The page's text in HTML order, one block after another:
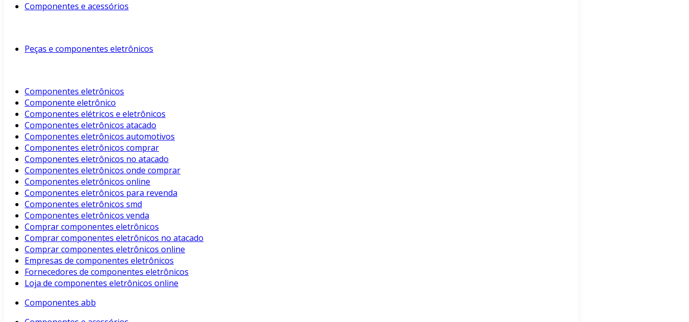
Componentes e acessórios
Peças e componentes eletrônicos
Componentes eletrônicos
Componente eletrônico
Componentes elétricos e eletrônicos
Componentes eletrônicos atacado
Componentes eletrônicos automotivos
Componentes eletrônicos comprar
Componentes eletrônicos no atacado
Componentes eletrônicos onde comprar
Componentes eletrônicos online
Componentes eletrônicos para revenda
Componentes eletrônicos smd
Componentes eletrônicos venda
Comprar componentes eletrônicos
Comprar componentes eletrônicos no atacado
Comprar componentes eletrônicos online
Empresas de componentes eletrônicos
Fornecedores de componentes eletrônicos
Loja de componentes eletrônicos online
Componentes abb